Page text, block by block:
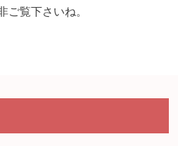
ご覧下さいね。